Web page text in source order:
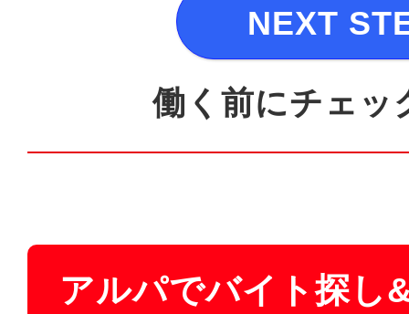
NEXT
働く前にチェッ
アルパでバイト探し